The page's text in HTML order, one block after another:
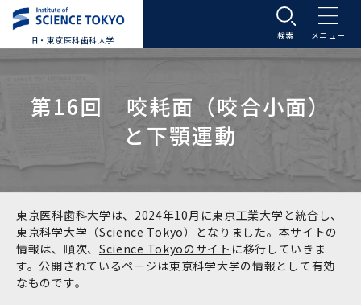
旧・東京医科歯科大学
大学案内トップ
学長メッセージ
基本理念・沿革
基本理念・沿革トップ
東京医科歯科大学の特色
入学案内
入学案内トップ
大学案内
学部受験生向け「大学案内」（冊子）
学生生活
学生生活トップ
Science Tokyo SPRING (医歯学系)
教育研究組織等
教育研究組織等トップ
大学病院
第16回 咬耗面（咬合小面）
と下顎運動
東京医科歯科大学は、2024年10月に東京工業大学と統合し、
東京科学大学（Science Tokyo）となりました。本サイトの
情報は、順次、 Science Tokyoのサイト に移行していきま
す。公開されているページは東京科学大学の情報として有効
なものです。